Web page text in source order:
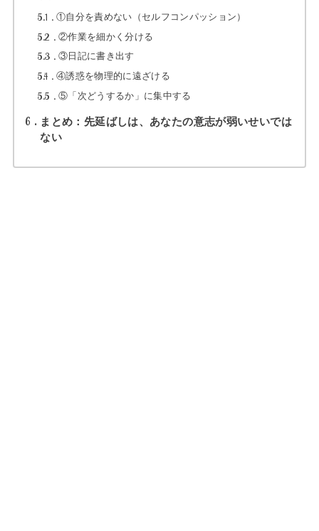
5.1 ①自分を責めない（セルフコンパッション）
5.2 ②作業を細かく分ける
5.3 ③日記に書き出す
5.4 ④誘惑を物理的に遠ざける
5.5 ⑤「次どうするか」に集中する
6
まとめ：先延ばしは、あなたの意志が弱いせいでは
ない